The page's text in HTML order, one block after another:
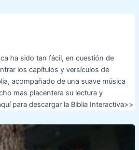
ha sido tan fácil, en cuestión de
los capítulos y versículos de
acompañado de una suave música
mas placentera su lectura y
para descargar la Biblia Interactiva>>